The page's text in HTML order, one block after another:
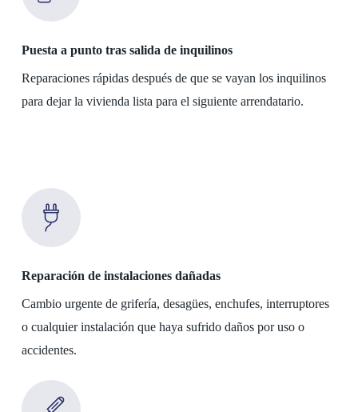
Puesta a punto tras salida de inquilinos
Reparaciones rápidas después de que se vayan los inquilinos
para dejar la vivienda lista para el siguiente arrendatario.
Reparación de instalaciones dañadas
Cambio urgente de grifería, desagües, enchufes, interruptores
o cualquier instalación que haya sufrido daños por uso o
accidentes.